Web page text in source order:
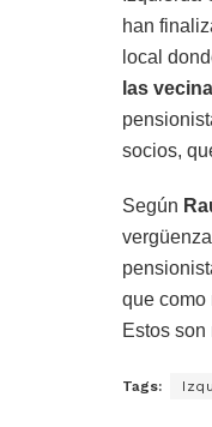
han
local
las
socios,
Según
que como
Estos son
Tags: